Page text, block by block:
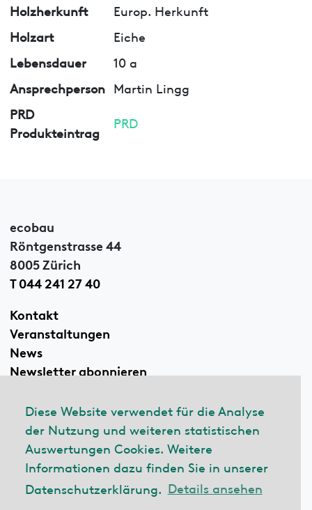
Diese Website verwendet für die Analyse
der Nutzung und weiteren statistischen
Auswertungen Cookies. Weitere
Informationen dazu finden Sie in unserer
Datenschutzerklärung. Details ansehen
Holzherkunft
Europ. Herkunft
Holzart
Eiche
Lebensdauer
10 a
Ansprechperson Martin Lingg
PRD
Produkteintrag
PRD
ecobau
Röntgenstrasse 44
8005 Zürich
T 044 241 27 40
Kontakt
Veranstaltungen
News
Newsletter abonnieren
Linkedin
© 2026 ecobau